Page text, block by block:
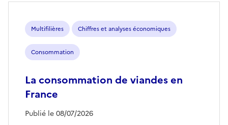
Multifilières Chiffres et analyses économiques
Consommation
La consommation de viandes en
France
Publié le 08/07/2026